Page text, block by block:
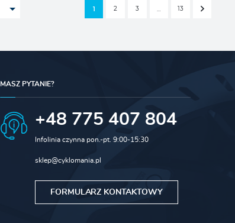
1 2 3 13
MASZ PYTANIE?
+48 775 407 804
Infolinia czynna pon.-pt. 9:00-15:30
sklep@cyklomania.pl
FORMULARZ KONTAKTOWY